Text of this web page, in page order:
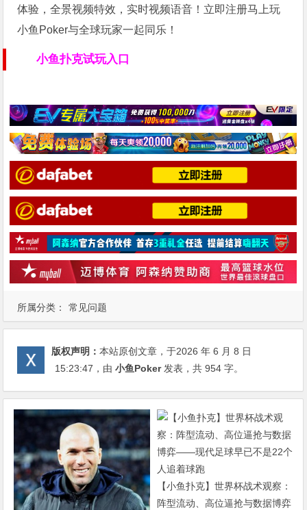
所属分类： 常见问题
体验，全景视频特效，实时视频语音！立即注册马上玩
小鱼Poker与全球玩家一起同乐！
小鱼扑克试玩入口
版权声明：本站原创文章，于2026 年 6 月 8 日
15:23:47 ，由小鱼Poker发表，共 954 字。
【小鱼扑克】世界杯战术观察：
阵型流动、高位逼抢与数据博弈